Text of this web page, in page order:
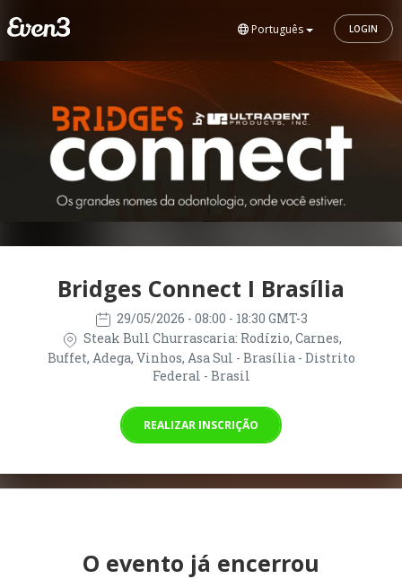
Português LOGIN
Bridges Connect I Brasília
29/05/2026 - 08:00 - 18:30 GMT-3
Steak Bull Churrascaria: Rodízio, Carnes,
Buffet, Adega, Vinhos, Asa Sul - Brasília - Distrito
Federal - Brasil
REALIZAR INSCRIÇÃO
O evento já encerrou